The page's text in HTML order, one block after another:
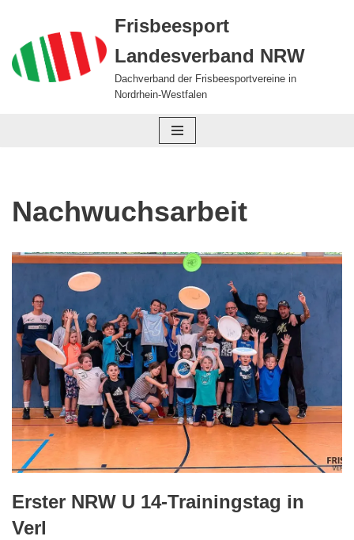
Zum
Inhalt
springen
Frisbeesport
Landesverband NRW
Dachverband der Frisbeesportvereine in
Nordrhein-Westfalen
Nachwuchsarbeit
Erster NRW U 14-Trainingstag in
Verl